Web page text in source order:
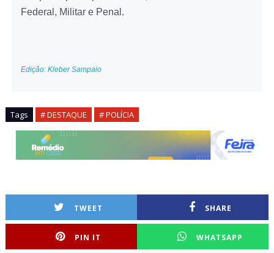
Federal, Militar e Penal.
Edição: Kleber Sampaio
Tags # DESTAQUE # POLÍCIA
TWEET SHARE
PIN IT WHATSAPP